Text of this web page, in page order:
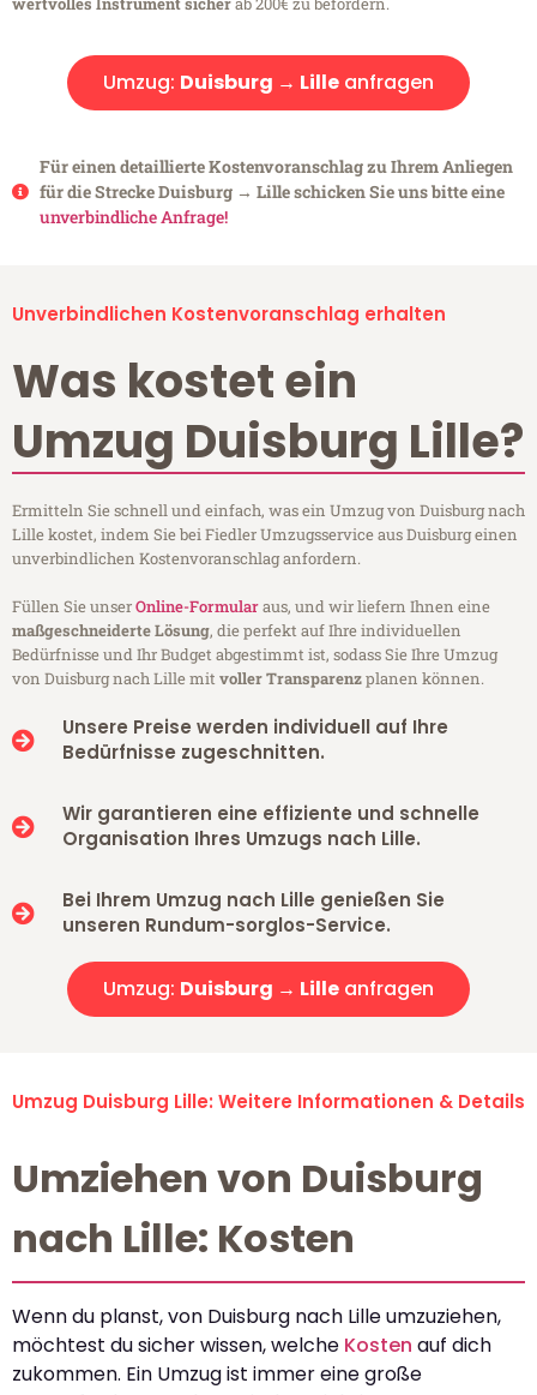
Umzug: Duisburg → Lille anfragen
Für einen detaillierte Kostenvoranschlag zu Ihrem Anliegen
für die Strecke Duisburg → Lille schicken Sie uns bitte eine
unverbindliche Anfrage!
Unverbindlichen Kostenvoranschlag erhalten
Was kostet ein
Umzug Duisburg Lille?
Ermitteln Sie schnell und einfach, was ein Umzug von Duisburg nach
Lille kostet, indem Sie bei Fiedler Umzugsservice aus Duisburg einen
unverbindlichen Kostenvoranschlag anfordern.
Füllen Sie unserOnline-Formularaus, und wir liefern Ihnen eine
maßgeschneiderte Lösung, die perfekt auf Ihre individuellen
Bedürfnisse und Ihr Budget abgestimmt ist, sodass Sie Ihre Umzug
von Duisburg nach Lille mitvoller Transparenzplanen können.
Unsere Preise werden individuell auf Ihre
Bedürfnisse zugeschnitten.
Wir garantieren eine effiziente und schnelle
Organisation Ihres Umzugs nach Lille.
Bei Ihrem Umzug nach Lille genießen Sie
unseren Rundum-sorglos-Service.
Umzug: Duisburg → Lille anfragen
Umzug Duisburg Lille: Weitere Informationen & Details
Umziehen von Duisburg
nach Lille: Kosten
Wenn du planst, von Duisburg nach Lille umzuziehen,
möchtest du sicher wissen, welche Kosten auf dich
zukommen. Ein Umzug ist immer eine große